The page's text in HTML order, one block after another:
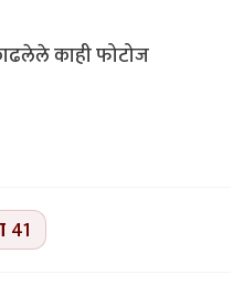
काही फोटोज
41